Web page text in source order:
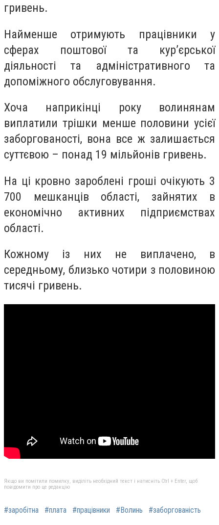
гривень.
Найменше отримують працівники у
сферах поштової та кур’єрської
діяльності та адміністративного та
допоміжного обслуговування.
Хоча наприкінці року волинянам
виплатили трішки менше половини усієї
заборгованості, вона все ж залишається
суттєвою – понад 19 мільйонів гривень.
На ці кровно зароблені гроші очікують 3
700 мешканців області, зайнятих в
економічно активних підприємствах
області.
Кожному із них не виплачено, в
середньому, близько чотири з половиною
тисячі гривень.
Якщо ви помітили помилку, виділіть необхідний текст і натисніть Ctrl + Enter, щоб
повідомити про це редакцію
#заробітна #плата #працівники #Волинь #заборгованість